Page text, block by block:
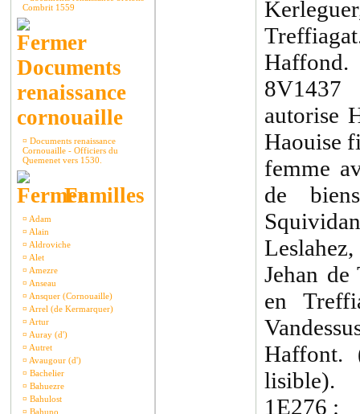
Combrit 1559
Documents
renaissance
cornouaille
¤ Documents renaissance
Cornouaille - Officiers du
Quemenet vers 1530.
Familles
¤ Adam
¤ Alain
¤ Aldroviche
¤ Alet
¤ Amezre
¤ Anseau
¤ Ansquer (Cornouaille)
¤ Arrel (de Kermarquer)
¤ Artur
¤ Auray (d')
¤ Autret
¤ Avaugour (d')
¤ Bachelier
¤ Bahuezre
¤ Bahulost
¤ Bahuno
Haffond.
autorise
Haouise
femme
de
Jehan de
en
Haffont.
lisible).
1E276 :